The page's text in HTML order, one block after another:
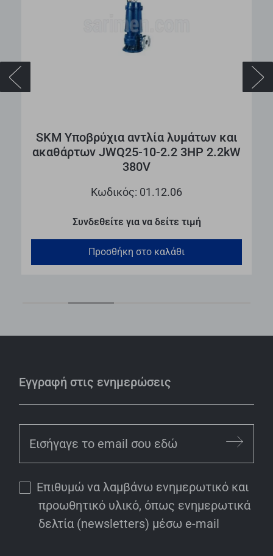
SKM Υποβρύχια αντλία λυμάτων και
ακαθάρτων JWQ25-10-2.2 3HP 2.2kW
380V
Κωδικός: 01.12.06
Συνδεθείτε για να δείτε τιμή
Προσθήκη στο καλάθι
Εγγραφή στις ενημερώσεις
Επιθυμώ να λαμβάνω ενημερωτικό και
προωθητικό υλικό, όπως ενημερωτικά
δελτία (newsletters) μέσω e-mail